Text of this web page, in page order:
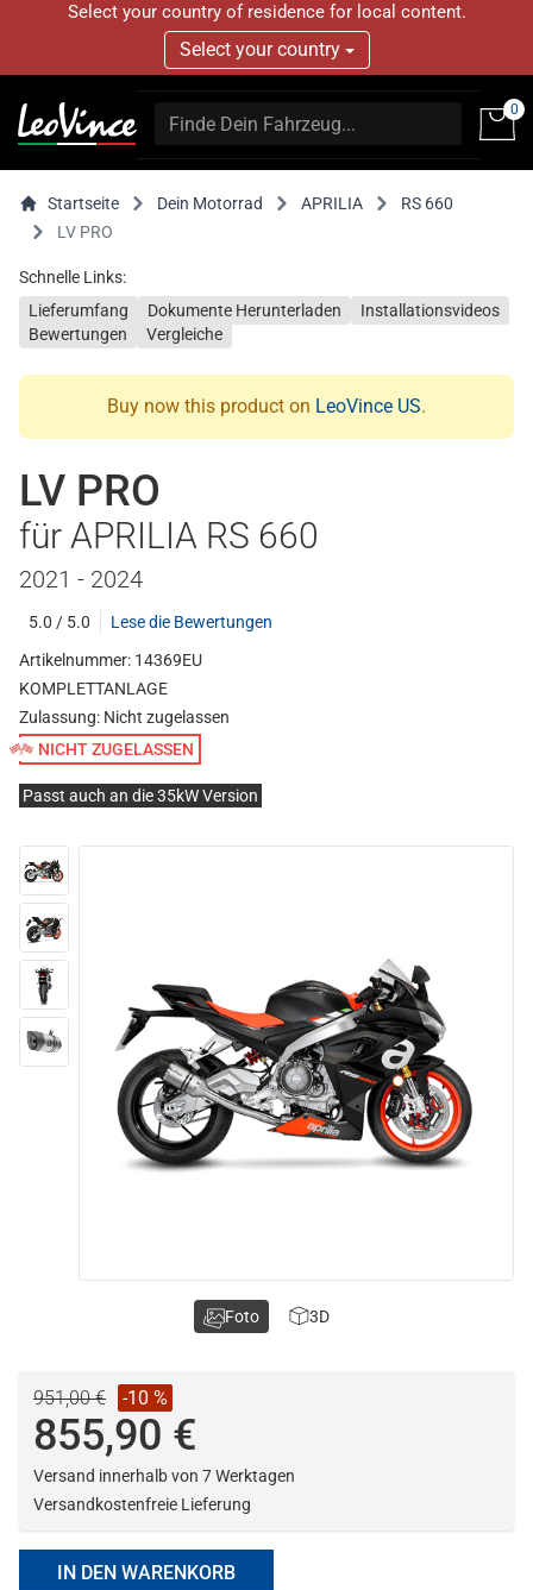
Select your country of residence for local content.
Select your country
0
Startseite Dein Motorrad APRILIA
RS 660
LV PRO
Schnelle Links:
Lieferumfang
Dokumente Herunterladen
Installationsvideos
Bewertungen
Vergleiche
Buy now this product on LeoVince US.
LV PRO
für APRILIA RS 660
2021 - 2024
5.0 / 5.0
Lese die Bewertungen
Artikelnummer: 14369EU
KOMPLETTANLAGE
Zulassung: Nicht zugelassen
NICHT ZUGELASSEN
Passt auch an die 35kW Version
951,00 € -10 %
855,90 €
Versand innerhalb von 7 Werktagen
Versandkostenfreie Lieferung
IN DEN WARENKORB
Foto 3D